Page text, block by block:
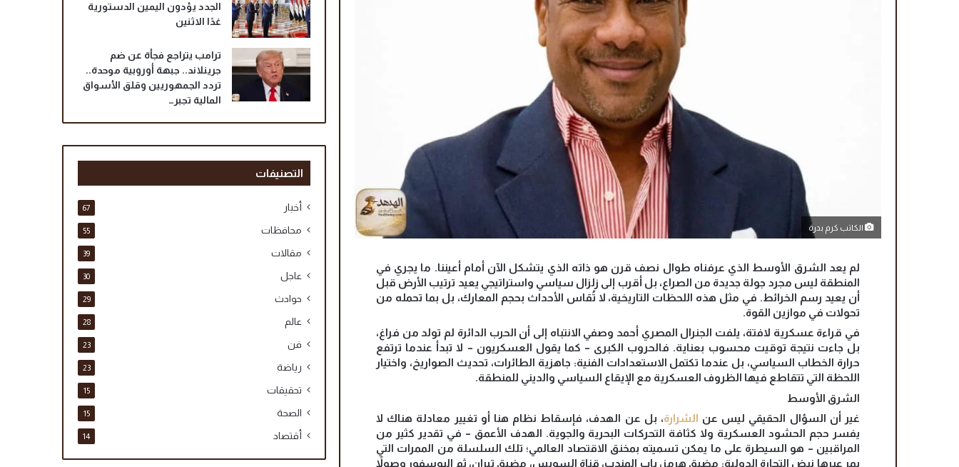
الكاتب كرم بدرة
لم يعد الشرق الأوسط الذي عرفناه طوال نصف قرن هو ذاته الذي يتشكل الآن أمام أعيننا. ما يجري في
المنطقة ليس مجرد جولة جديدة من الصراع، بل أقرب إلى زلزال سياسي واستراتيجي يعيد ترتيب الأرض قبل
أن يعيد رسم الخرائط. في مثل هذه اللحظات التاريخية، لا تُقاس الأحداث بحجم المعارك، بل بما تحمله من
تحولات في موازين القوة.
في قراءة عسكرية لافتة، يلفت الجنرال المصري أحمد وصفي الانتباه إلى أن الحرب الدائرة لم تولد من فراغ،
بل جاءت نتيجة توقيت محسوب بعناية. فالحروب الكبرى – كما يقول العسكريون – لا تبدأ عندما ترتفع
حرارة الخطاب السياسي، بل عندما تكتمل الاستعدادات الفنية: جاهزية الطائرات، تحديث الصواريخ، واختيار
اللحظة التي تتقاطع فيها الظروف العسكرية مع الإيقاع السياسي والديني للمنطقة.
الشرق الأوسط
غير أن السؤال الحقيقي ليس عن الشرارة، بل عن الهدف، فإسقاط نظام هنا أو تغيير معادلة هناك لا
يفسر حجم الحشود العسكرية ولا كثافة التحركات البحرية والجوية. الهدف الأعمق – في تقدير كثير من
المراقبين – هو السيطرة على ما يمكن تسميته بمخنق الاقتصاد العالمي؛ تلك السلسلة من الممرات التي
يمر عبرها نبض التجارة الدولية: مضيق هرمز، باب المندب، قناة السويس، مضيق تيران، ثم البوسفور وصولاً
الجدد يؤدون اليمين الدستورية
غدًا الاثنين
ترامب يتراجع فجأة عن ضم
جرينلاند.. جبهة أوروبية موحدة..
تردد الجمهوريين وقلق الأسواق
المالية تجبر…
التصنيفات
أخبار 67
محافظات 55
مقالات 39
عاجل 30
حوادث 29
عالم 28
فن 23
رياضة 23
تحقيقات 15
الصحة 15
أقتصاد 14